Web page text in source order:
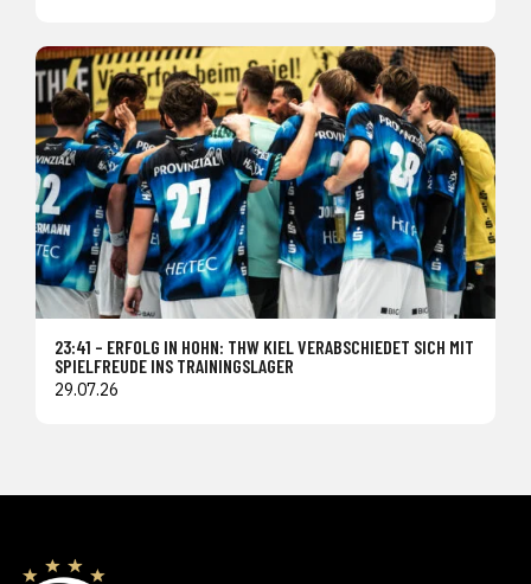
23:41 – ERFOLG IN HOHN: THW KIEL VERABSCHIEDET SICH MIT
SPIELFREUDE INS TRAININGSLAGER
29.07.26